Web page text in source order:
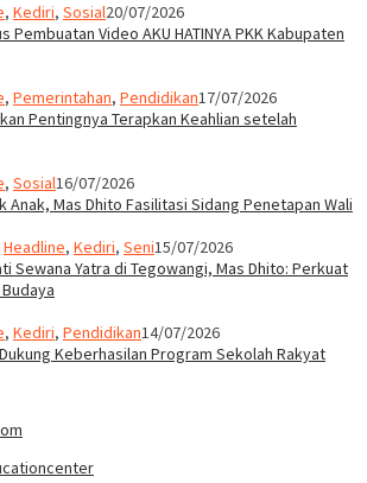
, Kediri, Sosial20/07/2026
Pembuatan Video AKU HATINYA PKK Kabupaten
, Pemerintahan, Pendidikan17/07/2026
Pentingnya Terapkan Keahlian setelah
, Sosial16/07/2026
Anak, Mas Dhito Fasilitasi Sidang Penetapan Wali
Headline, Kediri, Seni15/07/2026
Sewana Yatra di Tegowangi, Mas Dhito: Perkuat
, Kediri, Pendidikan14/07/2026
Keberhasilan Program Sekolah Rakyat